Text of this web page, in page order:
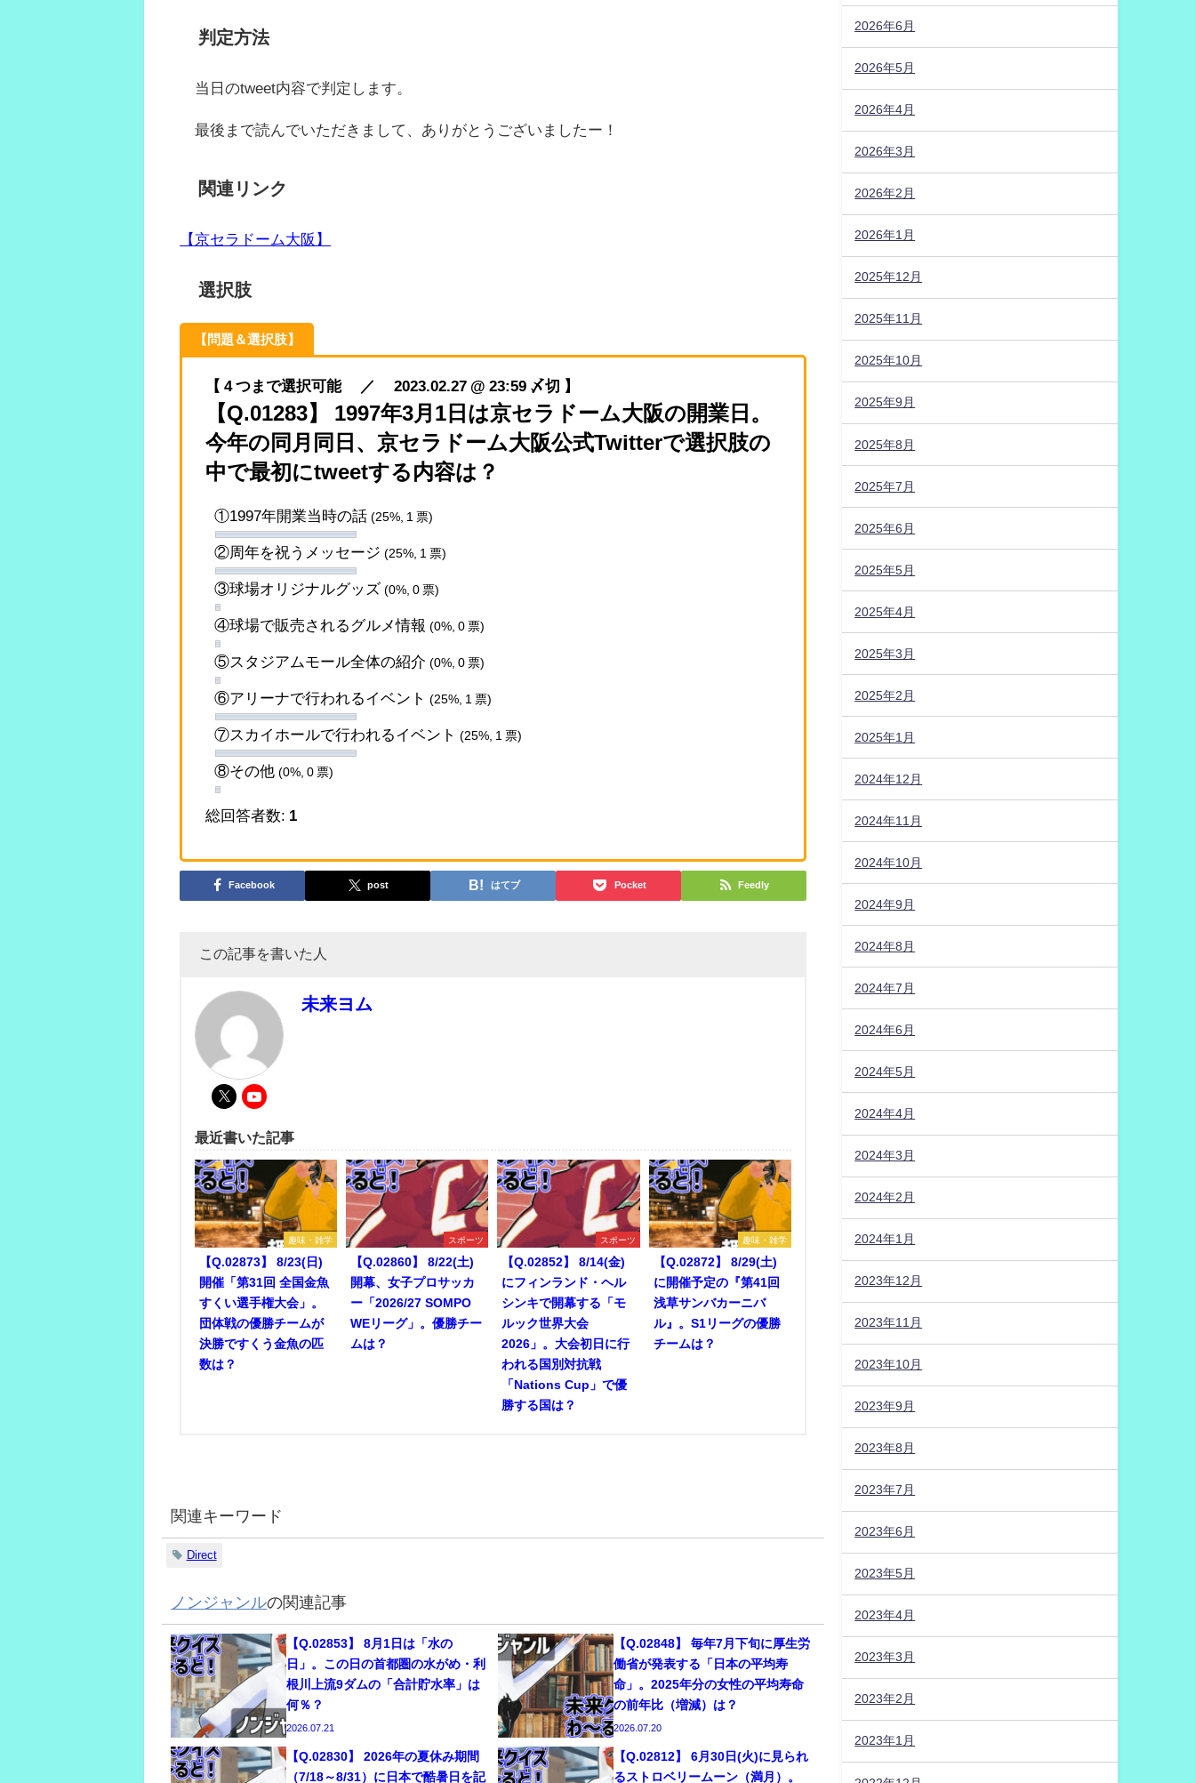
判定方法
当日のtweet内容で判定します。
最後まで読んでいただきまして、ありがとうございましたー！
関連リンク
【京セラドーム大阪】
選択肢
【問題＆選択肢】
【 4 つまで選択可能 ／ 2023.02.27 @ 23:59 〆切 】
【Q.01283】 1997年3月1日は京セラドーム大阪の開業日。
今年の同月同日、京セラドーム大阪公式Twitterで選択肢の
中で最初にtweetする内容は？
①1997年開業当時の話 (25%, 1 票)
②周年を祝うメッセージ (25%, 1 票)
③球場オリジナルグッズ (0%, 0 票)
④球場で販売されるグルメ情報 (0%, 0 票)
⑤スタジアムモール全体の紹介 (0%, 0 票)
⑥アリーナで行われるイベント (25%, 1 票)
⑦スカイホールで行われるイベント (25%, 1 票)
⑧その他 (0%, 0 票)
総回答者数: 1
Facebook post はてブ Pocket Feedly
この記事を書いた人
未来ヨム
最近書いた記事
趣味・雑学
【Q.02873】 8/23(日)
開催「第31回 全国金魚
すくい選手権大会」。
団体戦の優勝チームが
決勝ですくう金魚の匹
数は？
スポーツ
【Q.02860】 8/22(土)
開幕、女子プロサッカ
ー「2026/27 SOMPO
WEリーグ」。優勝チー
ムは？
スポーツ
【Q.02852】 8/14(金)
にフィンランド・ヘル
シンキで開幕する「モ
ルック世界大会
2026」。大会初日に行
われる国別対抗戦
「Nations Cup」で優
勝する国は？
趣味・雑学
【Q.02872】 8/29(土)
に開催予定の『第41回
浅草サンバカーニバ
ル』。S1リーグの優勝
チームは？
関連キーワード
Direct
ノンジャンルの関連記事
【Q.02853】 8月1日は「水の
日」。この日の首都圏の水がめ・利
根川上流9ダムの「合計貯水率」は
何％？
2026.07.21
【Q.02848】 毎年7月下旬に厚生労
働省が発表する「日本の平均寿
命」。2025年分の女性の平均寿命
の前年比（増減）は？
2026.07.20
【Q.02830】 2026年の夏休み期間
（7/18～8/31）に日本で酷暑日を記
【Q.02812】 6月30日(火)に見られ
るストロベリームーン（満月）。
2026年6月
2026年5月
2026年4月
2026年3月
2026年2月
2026年1月
2025年12月
2025年11月
2025年10月
2025年9月
2025年8月
2025年7月
2025年6月
2025年5月
2025年4月
2025年3月
2025年2月
2025年1月
2024年12月
2024年11月
2024年10月
2024年9月
2024年8月
2024年7月
2024年6月
2024年5月
2024年4月
2024年3月
2024年2月
2024年1月
2023年12月
2023年11月
2023年10月
2023年9月
2023年8月
2023年7月
2023年6月
2023年5月
2023年4月
2023年3月
2023年2月
2023年1月